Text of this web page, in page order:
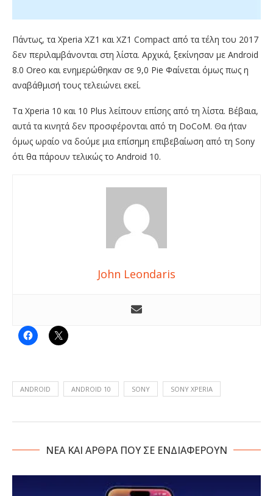
Πάντως, τα Xperia XZ1 και XZ1 Compact από τα τέλη του 2017
δεν περιλαμβάνονται στη λίστα. Αρχικά, ξεκίνησαν με Android
8.0 Oreo και ενημερώθηκαν σε 9,0 Pie Φαίνεται όμως πως η
αναβάθμισή τους τελειώνει εκεί.
Τα Xperia 10 και 10 Plus λείπουν επίσης από τη λίστα. Βέβαια,
αυτά τα κινητά δεν προσφέρονται από τη DoCoM. Θα ήταν
όμως ωραίο να δούμε μια επίσημη επιβεβαίωση από τη Sony
ότι θα πάρουν τελικώς το Android 10.
John Leondaris
ANDROID ANDROID 10 SONY SONY XPERIA
NΕΑ ΚΑΙ ΑΡΘΡΑ ΠΟΥ ΣΕ ΕΝΔΙΑΦΕΡΟΥΝ